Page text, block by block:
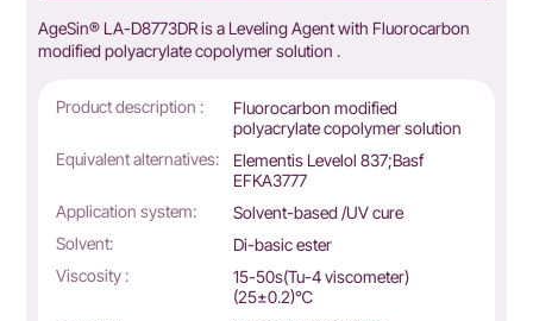
AgeSin® LA-D8773DR is a Leveling Agent with Fluorocarbon
modified polyacrylate copolymer solution .
Product description :
Fluorocarbon modified
polyacrylate copolymer solution
Equivalent alternatives:
Elementis Levelol 837;Basf
EFKA3777
Application system:
Solvent-based /UV cure
Solvent:
Di-basic ester
Viscosity :
15-50s(Tu-4 viscometer)
(25±0.2)℃